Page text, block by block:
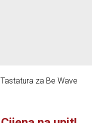
Tastatura za Be Wave